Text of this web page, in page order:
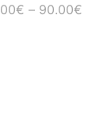
€ – 90.00€